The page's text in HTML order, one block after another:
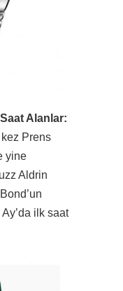
Alanlar:
Prens
yine
Aldrin
ilk saat